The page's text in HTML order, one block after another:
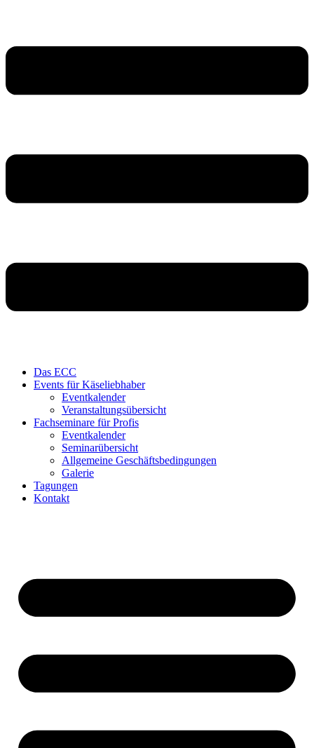
Das ECC
Events für Käseliebhaber
Eventkalender
Veranstaltungsübersicht
Fachseminare für Profis
Eventkalender
Seminarübersicht
Allgemeine Geschäftsbedingungen
Galerie
Tagungen
Kontakt